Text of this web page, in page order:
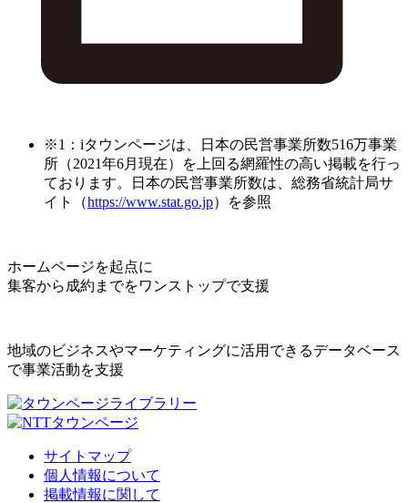
※1：iタウンページは、日本の民営事業所数516万事業
所（2021年6月現在）を上回る網羅性の高い掲載を行っ
ております。日本の民営事業所数は、総務省統計局サ
イト（https://www.stat.go.jp）を参照
ホームページを起点に
集客から成約までをワンストップで支援
地域のビジネスやマーケティングに活用できるデータベース
で事業活動を支援
サイトマップ
個人情報について
掲載情報に関して